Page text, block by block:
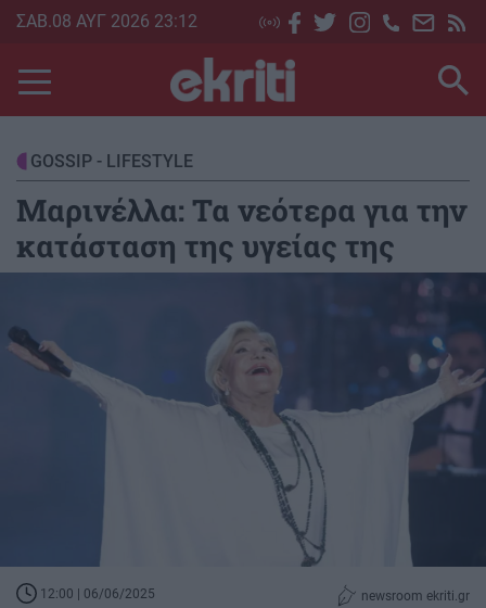
Skip
main
content
ΣΑΒ.08 ΑΥΓ 2026 23:12
GOSSIP - LIFESTYLE
Μαρινέλλα: Τα νεότερα για την
κατάσταση της υγείας της
12:00 | 06/06/2025 newsroom ekriti.gr